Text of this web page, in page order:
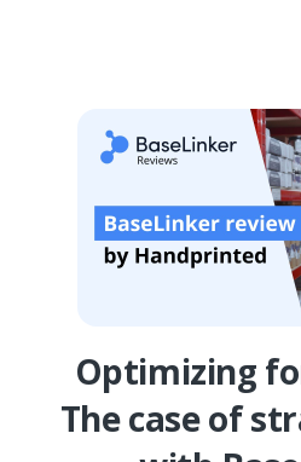
Optimizing
The case of